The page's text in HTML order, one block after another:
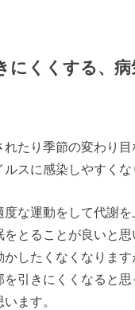
にくくする、
れたり季節の変わり
スに感染しやすくな
な運動をして代謝
とることが良いと思
したくなくなりま
を引きにくくなると思
ます。